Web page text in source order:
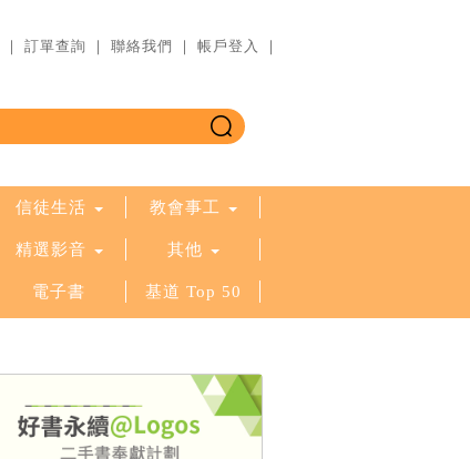
｜ 訂單查詢 ｜ 聯絡我們 ｜ 帳戶登入 ｜
信徒生活 教會事工
精選影音 其他
電子書 基道 Top 50